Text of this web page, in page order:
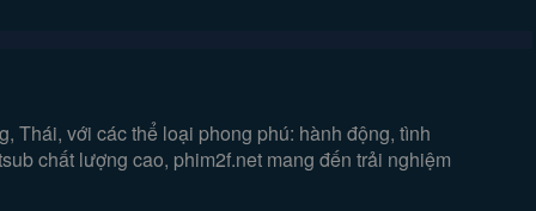
Thái, với các thể loại phong phú: hành động, tình
chất lượng cao, phim2f.net mang đến trải nghiệm